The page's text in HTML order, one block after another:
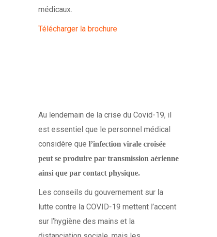
médicaux.
Télécharger la brochure
Au lendemain de la crise du Covid-19, il
est essentiel que le personnel médical
considère que l’infection virale croisée
peut se produire par transmission aérienne
ainsi que par contact physique.
Les conseils du gouvernement sur la
lutte contre la COVID-19 mettent l’accent
sur l’hygiène des mains et la